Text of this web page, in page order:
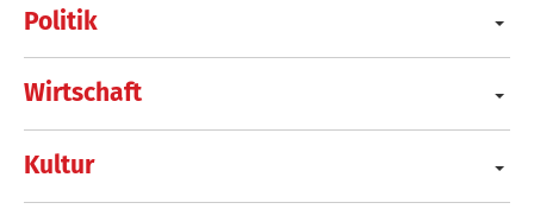
Politik
Wirtschaft
Kultur